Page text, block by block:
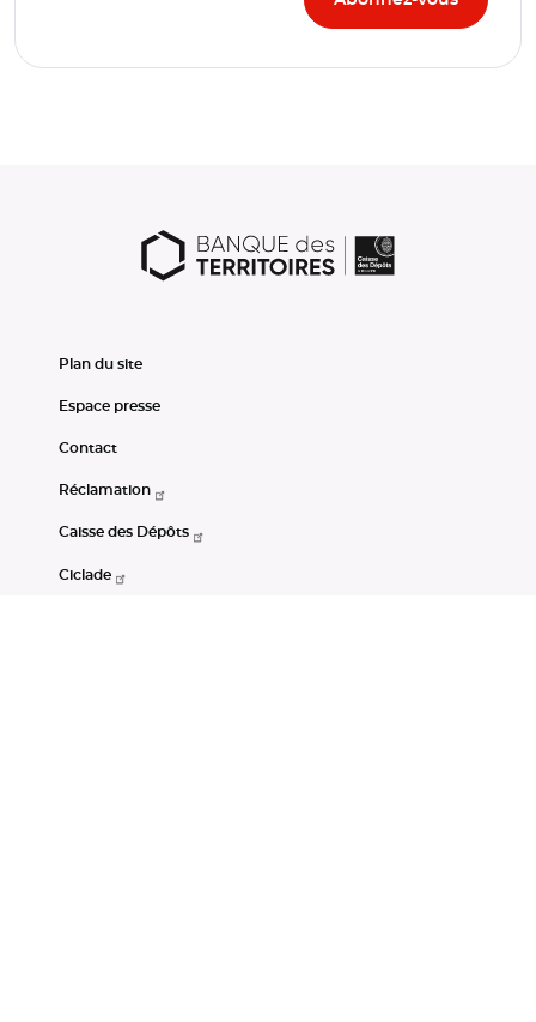
Plan du site
Espace presse
Contact
Réclamation
Caisse des Dépôts
Ciclade